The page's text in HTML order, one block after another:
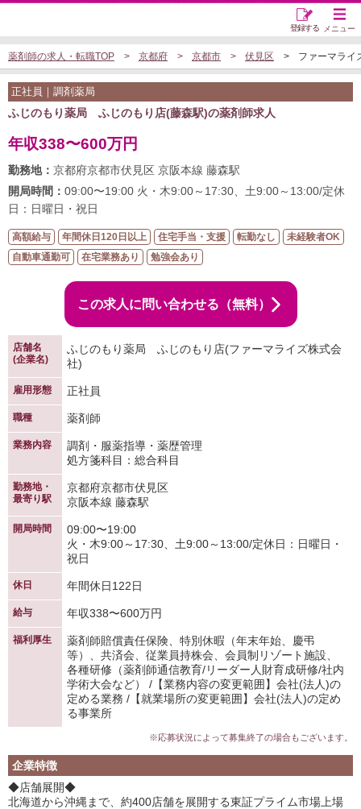
メニュー
登録する
薬剤師の求人・転職TOP 京都府 京都市 伏見区 ファーマライ
正社員｜調剤薬局
ふじのもり薬局 ふじのもり店(藤森駅)の薬剤師求人
年収338〜600万円
勤務地： 京都府京都市伏見区 京阪本線 藤森駅
開局時間： 09:00〜19:00 火・木9:00～17:30、土9:00～13:00/定休
日：日曜日・祝日
高額給与 年間休日120日以上 住宅手当・支援 転勤なし
未経験者OK
自動車通勤可
在宅業務あり 勉強会あり
この求人に問い合わせる（無料）
店舗名
(企業名)
ふじのもり薬局 ふじのもり店(ファーマライズ株式会
社)
雇用形態 正社員
職種 薬剤師
業務内容
調剤・服薬指導・薬歴管理
処方箋科目：総合科目
勤務地・
最寄り駅
京都府京都市伏見区
京阪本線 藤森駅
開局時間
09:00〜19:00
火・木9:00～17:30、土9:00～13:00/定休日：日曜日・
祝日
休日 年間休日122日
給与 年収338〜600万円
福利厚生
薬剤師賠償責任保険、特別休暇（年末年始、慶弔
等）、共済会、従業員持株会、会員制リゾート施設、
各種研修（薬剤師通信教育/リーダー人財育成研修/社内
学術大会など） /【業務内容の変更範囲】会社(法人)の
定める業務 /【就業場所の変更範囲】会社(法人)の定め
る事業所
※応募状況によって募集終了の場合もございます。
企業特徴
◆店舗展開◆
北海道から沖縄まで、約400店舗を展開する東証プライム市場上場